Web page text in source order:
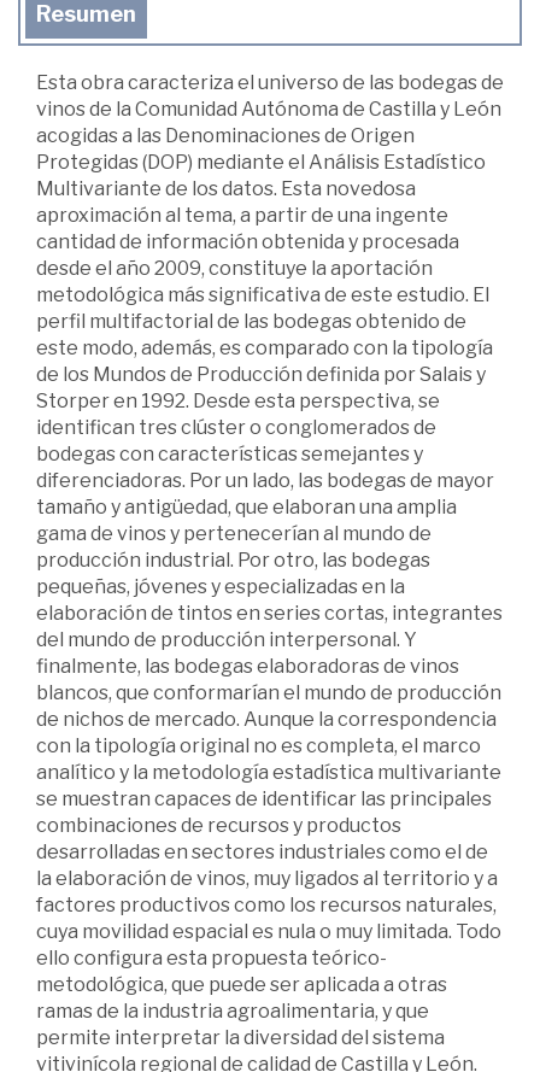
Resumen
Esta obra caracteriza el universo de las bodegas de
vinos de la Comunidad Autónoma de Castilla y León
acogidas a las Denominaciones de Origen
Protegidas (DOP) mediante el Análisis Estadístico
Multivariante de los datos. Esta novedosa
aproximación al tema, a partir de una ingente
cantidad de información obtenida y procesada
desde el año 2009, constituye la aportación
metodológica más significativa de este estudio. El
perfil multifactorial de las bodegas obtenido de
este modo, además, es comparado con la tipología
de los Mundos de Producción definida por Salais y
Storper en 1992. Desde esta perspectiva, se
identifican tres clúster o conglomerados de
bodegas con características semejantes y
diferenciadoras. Por un lado, las bodegas de mayor
tamaño y antigüedad, que elaboran una amplia
gama de vinos y pertenecerían al mundo de
producción industrial. Por otro, las bodegas
pequeñas, jóvenes y especializadas en la
elaboración de tintos en series cortas, integrantes
del mundo de producción interpersonal. Y
finalmente, las bodegas elaboradoras de vinos
blancos, que conformarían el mundo de producción
de nichos de mercado. Aunque la correspondencia
con la tipología original no es completa, el marco
analítico y la metodología estadística multivariante
se muestran capaces de identificar las principales
combinaciones de recursos y productos
desarrolladas en sectores industriales como el de
la elaboración de vinos, muy ligados al territorio y a
factores productivos como los recursos naturales,
cuya movilidad espacial es nula o muy limitada. Todo
ello configura esta propuesta teórico-
metodológica, que puede ser aplicada a otras
ramas de la industria agroalimentaria, y que
permite interpretar la diversidad del sistema
vitivinícola regional de calidad de Castilla y León.